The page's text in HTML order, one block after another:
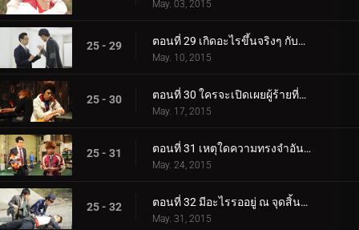
May. 03, 2015
25 - 29 ตอนที่ 29 เกิดอะไรขึ้นจริงๆ กับการปล้น?
May. 10, 2015
25 - 30 ตอนที่ 30 ใครจะเปิดเผยผู้ร้ายที่แท้จริง?
May. 17, 2015
25 - 31 ตอนที่ 31 เหตุใดความทรงจำอันล้ำค่าจึงหายไป?
May. 24, 2015
25 - 32 ตอนที่ 32 มีอะไรรออยู่ ณ จุดสิ้นสุดของวิวัฒนาการ?
May. 31, 2015